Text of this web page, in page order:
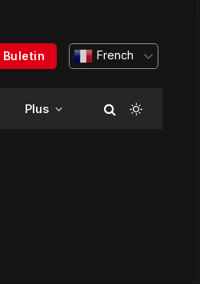
Buletin French
Plus